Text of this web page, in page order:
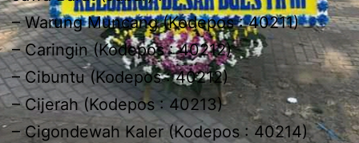
– Warung Muncang (Kodepos : 40211)
– Caringin (Kodepos : 40212)
– Cibuntu (Kodepos : 40212)
– Cijerah (Kodepos : 40213)
– Cigondewah Kaler (Kodepos : 40214)